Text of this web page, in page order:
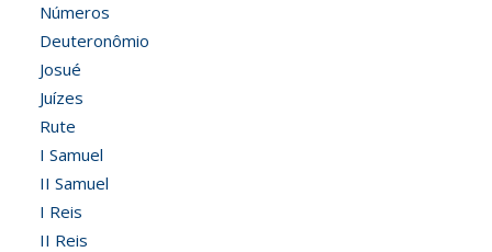
Números
Deuteronômio
Josué
Juízes
Rute
I Samuel
II Samuel
I Reis
II Reis